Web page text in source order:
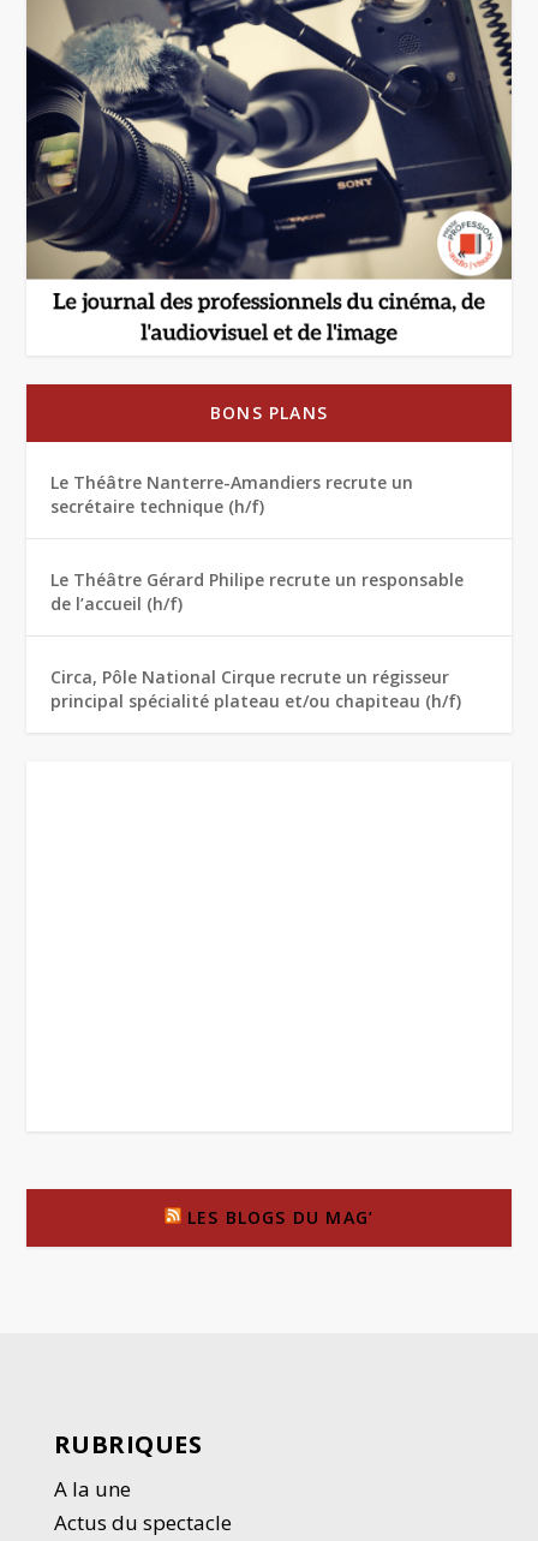
BONS PLANS
Le Théâtre Nanterre-Amandiers recrute un
secrétaire technique (h/f)
Le Théâtre Gérard Philipe recrute un responsable
de l’accueil (h/f)
Circa, Pôle National Cirque recrute un régisseur
principal spécialité plateau et/ou chapiteau (h/f)
LES BLOGS DU MAG’
RUBRIQUES
A la une
Actus du spectacle